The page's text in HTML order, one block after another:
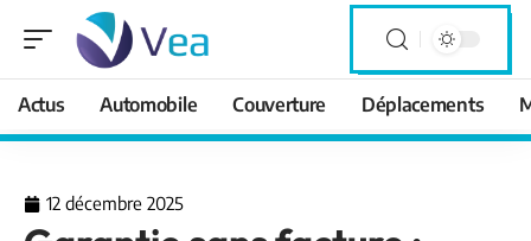
Actus Automobile Couverture Déplacements
12 décembre 2025